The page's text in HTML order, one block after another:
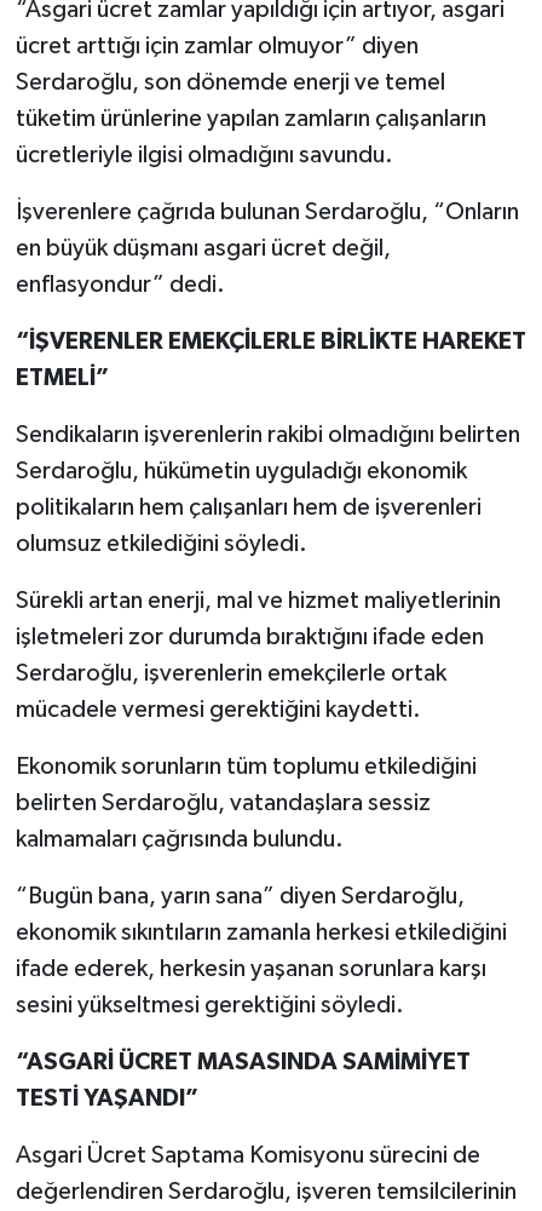
“Asgari ücret zamlar yapıldığı için artıyor, asgari
ücret arttığı için zamlar olmuyor” diyen
Serdaroğlu, son dönemde enerji ve temel
tüketim ürünlerine yapılan zamların çalışanların
ücretleriyle ilgisi olmadığını savundu.
İşverenlere çağrıda bulunan Serdaroğlu, “Onların
en büyük düşmanı asgari ücret değil,
enflasyondur” dedi.
“İŞVERENLER EMEKÇİLERLE BİRLİKTE HAREKET
ETMELİ”
Sendikaların işverenlerin rakibi olmadığını belirten
Serdaroğlu, hükümetin uyguladığı ekonomik
politikaların hem çalışanları hem de işverenleri
olumsuz etkilediğini söyledi.
Sürekli artan enerji, mal ve hizmet maliyetlerinin
işletmeleri zor durumda bıraktığını ifade eden
Serdaroğlu, işverenlerin emekçilerle ortak
mücadele vermesi gerektiğini kaydetti.
Ekonomik sorunların tüm toplumu etkilediğini
belirten Serdaroğlu, vatandaşlara sessiz
kalmamaları çağrısında bulundu.
“Bugün bana, yarın sana” diyen Serdaroğlu,
ekonomik sıkıntıların zamanla herkesi etkilediğini
ifade ederek, herkesin yaşanan sorunlara karşı
sesini yükseltmesi gerektiğini söyledi.
“ASGARİ ÜCRET MASASINDA SAMİMİYET
TESTİ YAŞANDI”
Asgari Ücret Saptama Komisyonu sürecini de
değerlendiren Serdaroğlu, işveren temsilcilerinin